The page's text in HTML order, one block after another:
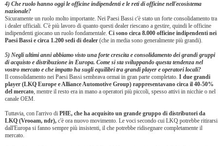
4) Che ruolo hanno oggi le officine indipendenti e le reti di officine nell'ecosistema
nazionale?
Sicuramente un ruolo molto importante. Nei Paesi Bassi c'è stato un forte consolidamento tra
i dealer ufficiali. C'è più lavoro di quanto questi dealer riescano a gestire, quindi le officine
indipendenti giocano un ruolo fondamentale. Ci sono circa 8.000 officine indipendenti nei
Paesi Bassi e circa 1.200 sedi di dealer (che in media sono generalmente più grandi).
5) Negli ultimi anni abbiamo visto una forte crescita e consolidamento dei grandi gruppi
di acquisto e distribuzione in Europa. Come si sta sviluppando questa tendenza nel
vostro mercato e che impatto ha sugli equilibri tra grandi player e operatori locali?
Il consolidamento nei Paesi Bassi sembrava ormai in gran parte completato. I due grandi
player (LKQ Europe e Alliance Automotive Group) rappresentavano circa il 40-50%
del mercato, mentre il resto era in mano a operatori più piccoli, spesso attivi in nicchie o nel
canale OEM.
Tuttavia, con l'arrivo di PHE, che ha acquisito un grande gruppo di distributori da
LKQ (Vrooam, ndr), c'è ora nuovo movimento. Le voci secondo cui LKQ potrebbe ritirarsi
dall'Europa si fanno sempre più insistenti, il che potrebbe ridisegnare completamente il
mercato.